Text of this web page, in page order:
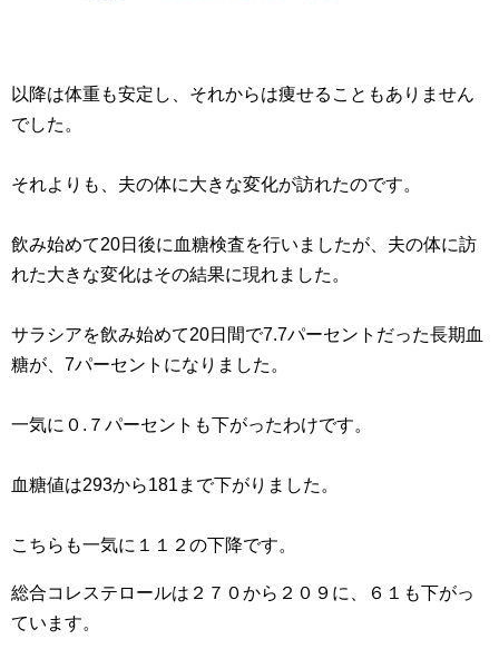
以降は体重も安定し、それからは痩せることもありません
でした。
それよりも、夫の体に大きな変化が訪れたのです。
飲み始めて20日後に血糖検査を行いましたが、夫の体に訪
れた大きな変化はその結果に現れました。
サラシアを飲み始めて20日間で7.7パーセントだった長期血
糖が、7パーセントになりました。
一気に０.７パーセントも下がったわけです。
血糖値は293から181まで下がりました。
こちらも一気に１１２の下降です。
総合コレステロールは２７０から２０９に、６１も下がっ
ています。